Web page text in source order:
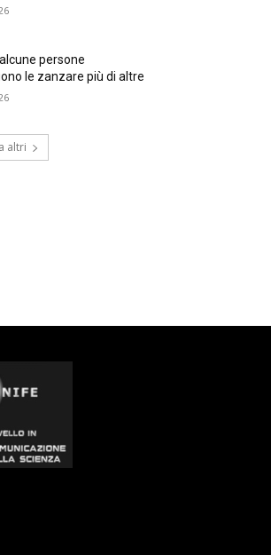
persone
le zanzare più di altre
altri